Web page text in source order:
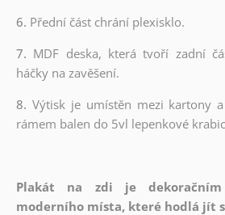
6. Přední část chrání plexisklo.
7. MDF deska, která tvoří zadní
háčky na zavěšení.
8. Výtisk je umístěn mezi kartony
rámem balen do 5vl lepenkové
Plakát na zdi je dekoračním
moderního místa, které hodlá jít